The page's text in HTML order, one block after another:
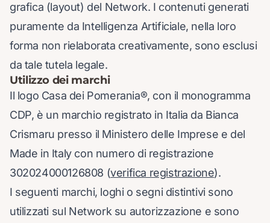
grafica (layout) del Network. I contenuti generati
puramente da Intelligenza Artificiale, nella loro
forma non rielaborata creativamente, sono esclusi
da tale tutela legale.
Utilizzo dei marchi
Il logo Casa dei Pomerania®, con il monogramma
CDP, è un marchio registrato in Italia da Bianca
Crismaru presso il Ministero delle Imprese e del
Made in Italy con numero di registrazione
302024000126808 (verifica registrazione).
I seguenti marchi, loghi o segni distintivi sono
utilizzati sul Network su autorizzazione e sono